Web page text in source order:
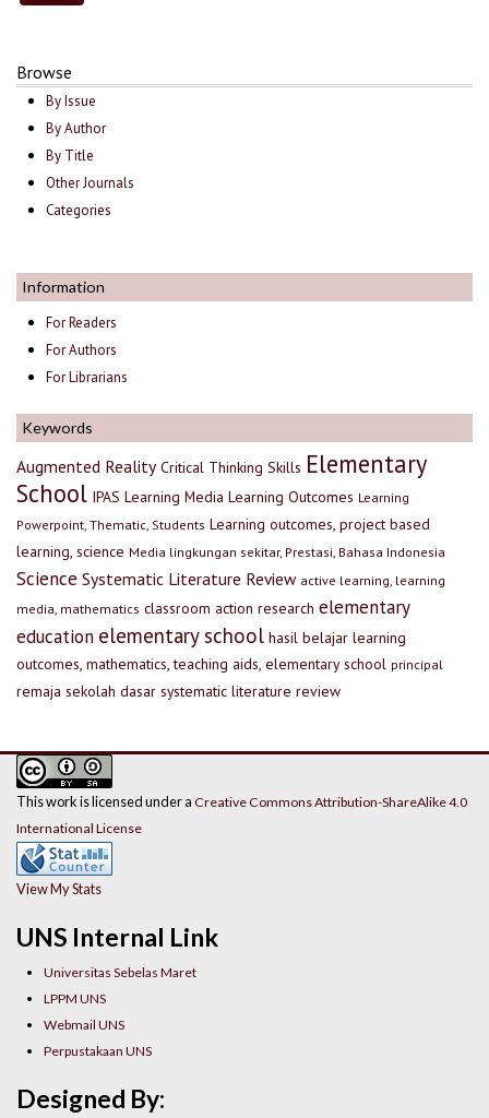
Browse
By Issue
By Author
By Title
Other Journals
Categories
Information
For Readers
For Authors
For Librarians
Keywords
Augmented Reality Critical Thinking Skills Elementary
School IPAS Learning Media Learning Outcomes Learning
Powerpoint, Thematic, Students Learning outcomes, project based
learning, science Media lingkungan sekitar, Prestasi, Bahasa Indonesia
Science Systematic Literature Review active learning, learning
media, mathematics classroom action research elementary
education elementary school hasil belajar learning
outcomes, mathematics, teaching aids, elementary school principal
remaja sekolah dasar systematic literature review
UNS Internal Link
Universitas Sebelas Maret
LPPM UNS
Webmail UNS
Perpustakaan UNS
This work is licensed under a Creative Commons Attribution-ShareAlike 4.0
International License
View My Stats
Designed By: